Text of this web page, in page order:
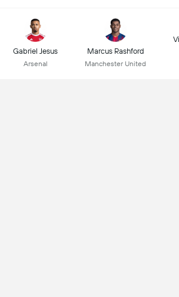
Gabriel Jesus
Arsenal
Marcus Rashford
Manchester United